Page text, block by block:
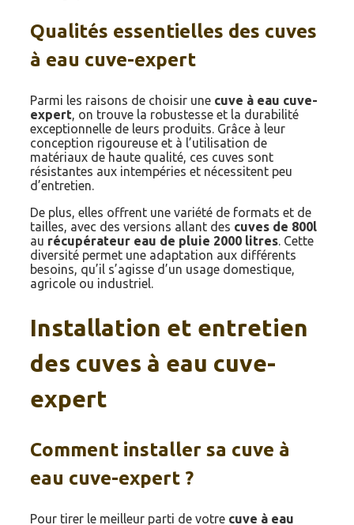
Qualités essentielles des cuves
à eau cuve-expert
Parmi les raisons de choisir une cuve à eau cuve-
expert, on trouve la robustesse et la durabilité
exceptionnelle de leurs produits. Grâce à leur
conception rigoureuse et à l’utilisation de
matériaux de haute qualité, ces cuves sont
résistantes aux intempéries et nécessitent peu
d’entretien.
De plus, elles offrent une variété de formats et de
tailles, avec des versions allant des cuves de 800l
au récupérateur eau de pluie 2000 litres. Cette
diversité permet une adaptation aux différents
besoins, qu’il s’agisse d’un usage domestique,
agricole ou industriel.
Installation et entretien
des cuves à eau cuve-
expert
Comment installer sa cuve à
eau cuve-expert ?
Pour tirer le meilleur parti de votre cuve à eau